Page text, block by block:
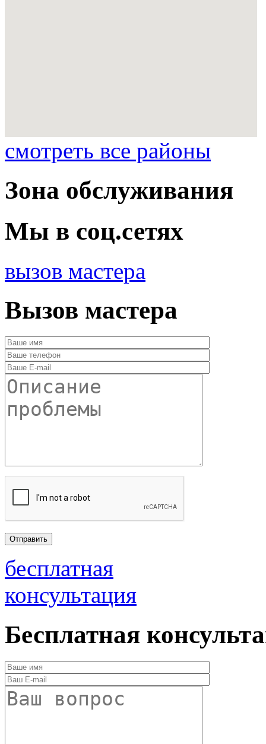
смотреть все районы
Зона обслуживания
Мы в соц.сетях
вызов мастера
Вызов мастера
бесплатная
консультация
Бесплатная